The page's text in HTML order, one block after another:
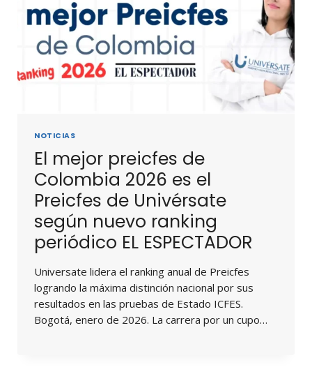
NOTICIAS
El mejor preicfes de
Colombia 2026 es el
Preicfes de Univérsate
según nuevo ranking
periódico EL ESPECTADOR
Universate lidera el ranking anual de Preicfes
logrando la máxima distinción nacional por sus
resultados en las pruebas de Estado ICFES.
Bogotá, enero de 2026. La carrera por un cupo…